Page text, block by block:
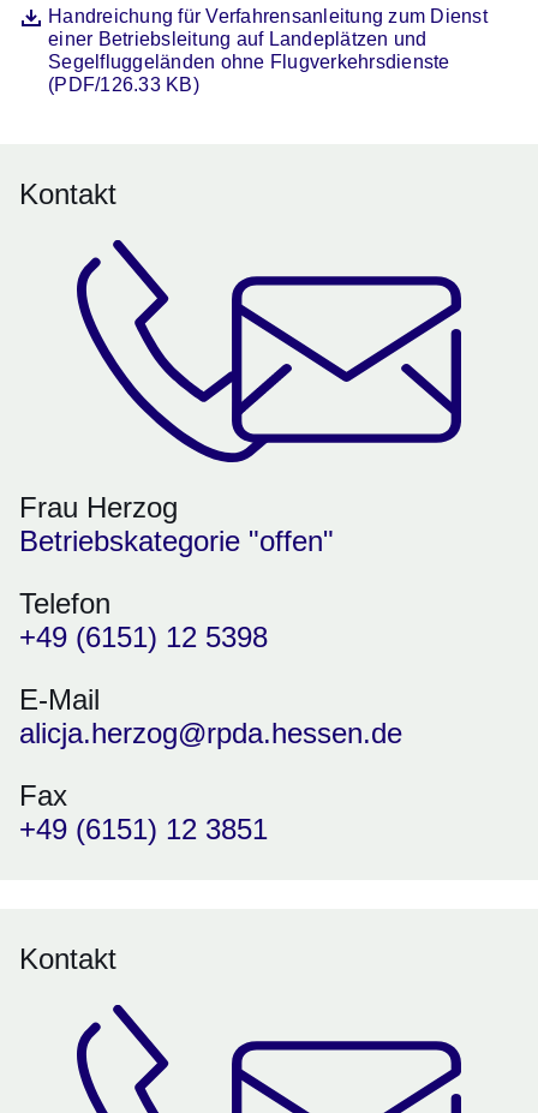
DateiHandreichung für Verfahrensanleitung zum Dienst
einer Betriebsleitung auf Landeplätzen und
Segelfluggeländen ohne Flugverkehrsdienste
(PDF/126.33 KB)
Öffnet sich in einem neuen Fenster
Kontakt
Frau Herzog
Betriebskategorie "offen"
Telefon
+49 (6151) 12 5398
E-Mail
alicja.herzog@rpda.hessen.de
Fax
+49 (6151) 12 3851
Kontakt